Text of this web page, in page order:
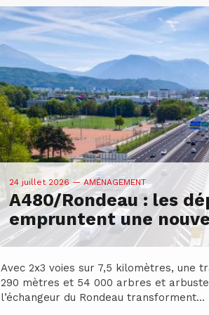
24 juillet 2026 — AMÉNAGEMENT
A480/Rondeau : les
empruntent une
Avec 2x3 voies sur 7,5 kilomètres, une
290 mètres et 54 000 arbres et
l’échangeur du Rondeau transforment...